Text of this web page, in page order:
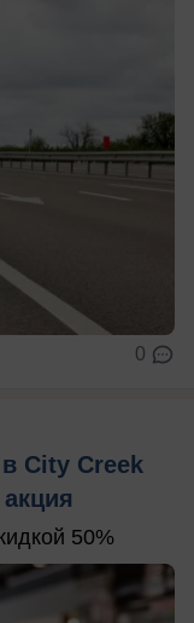
0
City Creek
50%